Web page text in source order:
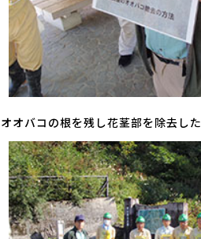
オオバコの根を残し花茎部を除去した